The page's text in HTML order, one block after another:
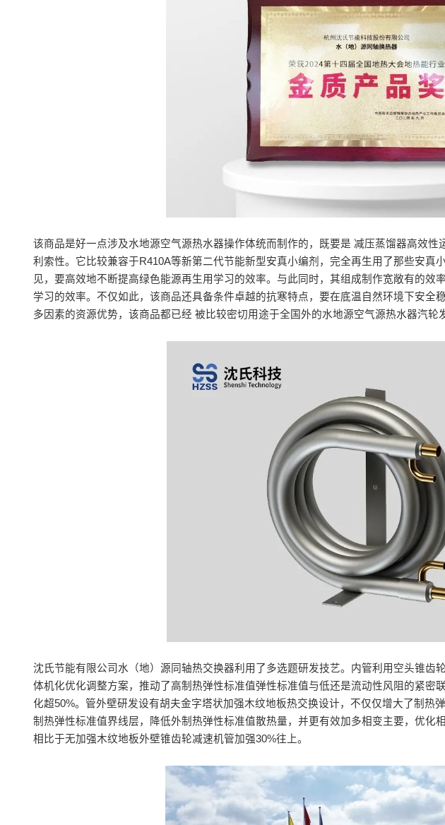
该商品是好一点涉及水地源空气源热水器操作体统而制作的，既要是 减压蒸馏器高效
利索性。它比较兼容于R410A等新第二代节能新型安真小编剂，完全再生用了那些安真
见，要高效地不断提高绿色能源再生用学习的效率。与此同时，其组成制作宽敞有的效
学习的效率。不仅如此，该商品还具备条件卓越的抗寒特点，要在底温自然环境下安全
多因素的资源优势，该商品都已经 被比较密切用途于全国外的水地源空气源热水器汽轮
沈氏节能有限公司水（地）源同轴热交换器利用了多选题研发技艺。内管利用空头锥齿
体机化优化调整方案，推动了高制热弹性标准值弹性标准值与低还是流动性风阻的紧密
化超50%。管外壁研发设有胡夫金字塔状加强木纹地板热交换设计，不仅仅增大了制热
制热弹性标准值界线层，降低外制热弹性标准值散热量，并更有效加多相变主要，优化
相比于无加强木纹地板外壁锥齿轮减速机管加强30%往上。